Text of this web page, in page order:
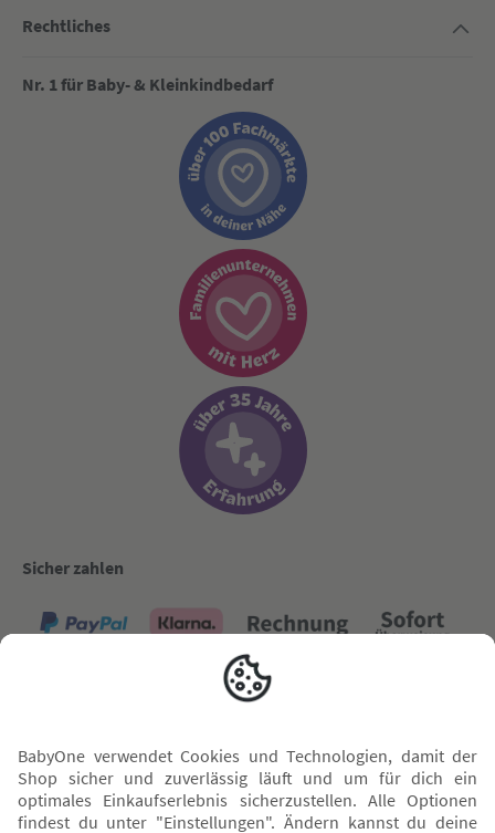
Rechtliches
Nr. 1 für Baby- & Kleinkindbedarf
Sicher zahlen
Versand mit